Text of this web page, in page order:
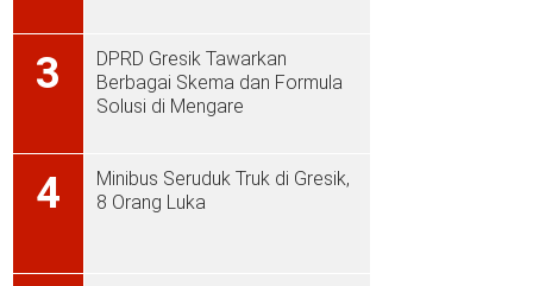
3
DPRD Gresik Tawarkan
Berbagai Skema dan Formula
Solusi di Mengare
4
Minibus Seruduk Truk di Gresik,
8 Orang Luka